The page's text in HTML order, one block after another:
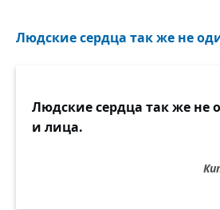
Людские сердца так же не
Людские сердца так же не
и лица.